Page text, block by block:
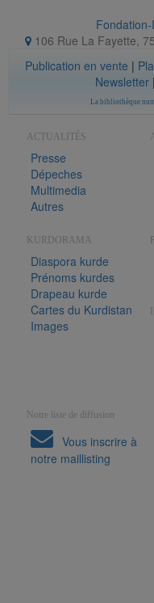
106 Rue La Fayette,
Publication en vente |
Newsletter|
La bibliothèque
ACTUALITÉS
Presse
Dépeches
Multimedia
Autres
KURDORAMA
Diaspora kurde
Prénoms kurdes
Drapeau kurde
Cartes du Kurdistan
Images
Notre liste de diffusion
Vous inscrire à
notre maillisting